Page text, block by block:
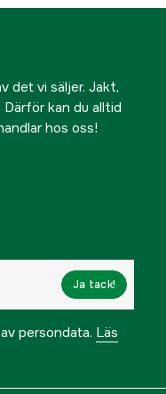
det vi säljer. Jakt,
kan du alltid
hos oss!
Ja tack!
persondata. Läs